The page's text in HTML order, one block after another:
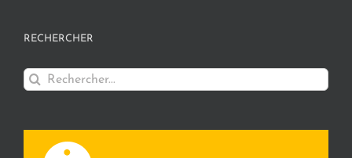
RECHERCHER
Rechercher: